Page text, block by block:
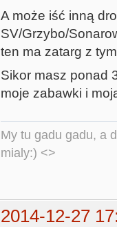
A może iść inną
SV/Grzybo/
ten ma zatarg z
Sikor masz ponad
moje zabawki i
My tu gadu gadu, a
mialy:) <>
2014-12-27